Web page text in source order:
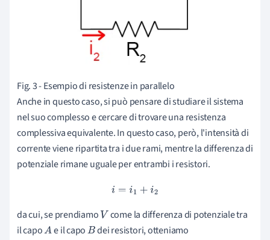
Fig. 3 - Esempio di resistenze in parallelo
Anche in questo caso, si può pensare di studiare il sistema
nel suo complesso e cercare di trovare una resistenza
complessiva equivalente. In questo caso, però, l'intensità di
corrente viene ripartita tra i due rami, mentre la differenza di
potenziale rimane uguale per entrambi i resistori.
i=i1 +i2
da cui, se prendiamo V come la differenza di potenziale tra
il capoA e il capoB dei resistori, otteniamo